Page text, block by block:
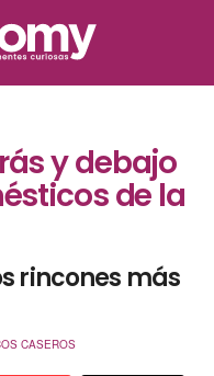
y debajo
de la
rincones más
CASEROS